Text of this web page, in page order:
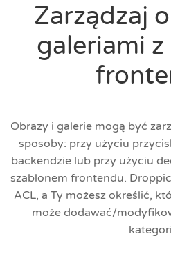
Zarządzaj
galeriami
Obrazy i galerie mogą być
sposoby: przy użyciu
backendzie lub przy użyciu
szablonem frontendu.
ACL, a Ty możesz określić,
może dodawać/